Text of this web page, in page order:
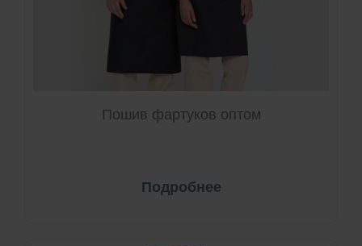
Пошив фартуков оптом
Подробнее